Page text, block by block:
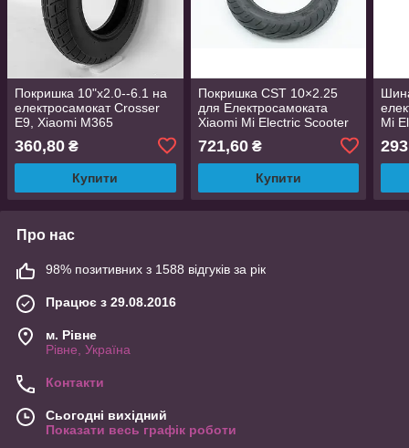
Покришка 10"х2.0--6.1 на
електросамокат Crosser
E9, Xiaomi M365
360,80 ₴
Купити
Покришка CST 10×2.25
для Електросамоката
Xiaomi Mi Electric Scooter
M365/1S/Essential/Pro/Pro2/3
721,60₴
Купити
Mi
Про нас
98% позитивних з 1588 відгуків за рік
Працює з 29.08.2016
м. Рівне
Рівне, Україна
Контакти
Сьогодні вихідний
Показати весь графік роботи